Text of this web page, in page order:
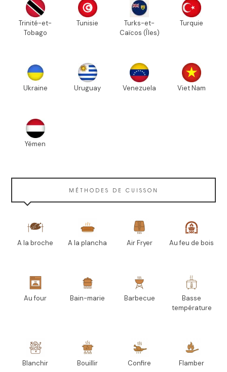
Trinité-et-
Tobago
Tunisie
Turks-et-
Caïcos (Îles)
Turquie
Ukraine Uruguay Venezuela Viet Nam
Yémen
MÉTHODES DE CUISSON
A la broche A la plancha Air Fryer Au feu de bois
Au four Bain-marie Barbecue
Basse
température
Blanchir Bouillir Confire Flamber